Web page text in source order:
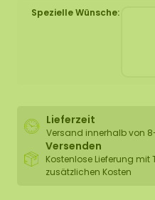
Spezielle Wünsche:
Lieferzeit
Versand innerhalb von
Versenden
Kostenlose Lieferung mit
zusätzlichen Kosten